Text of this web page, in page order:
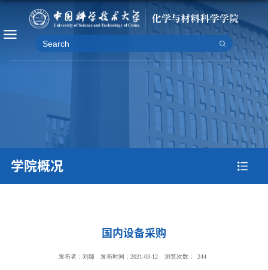
学院概况
国内设备采购
发布者：刘璐 发布时间：2021-03-12 浏览次数： 244